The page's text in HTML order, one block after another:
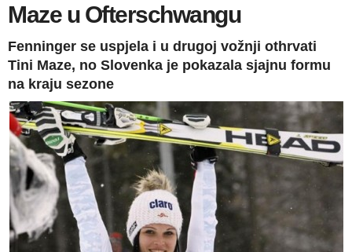
Maze u Ofterschwangu
Fenninger se uspjela i u drugoj vožnji othrvati
Tini Maze, no Slovenka je pokazala sjajnu formu
na kraju sezone